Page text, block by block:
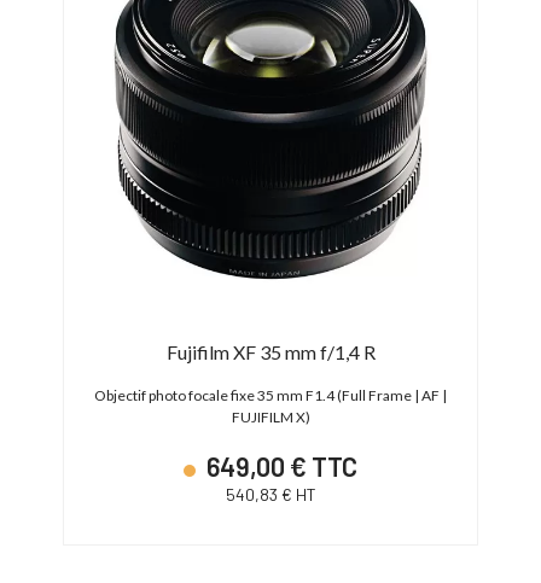
Fujifilm XF 35 mm f/1,4 R
Objectif photo focale fixe 35 mm F1.4 (Full Frame | AF |
FUJIFILM X)
649,00 € TTC
540,83 € HT